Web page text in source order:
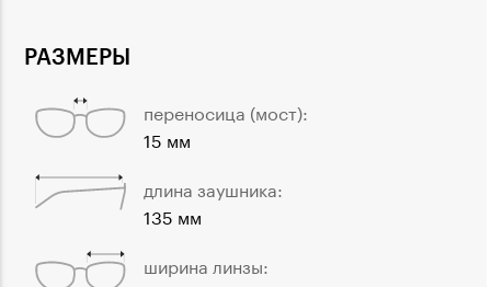
РАЗМЕРЫ
переносица (мост):
15 мм
длина заушника:
135 мм
ширина линзы: